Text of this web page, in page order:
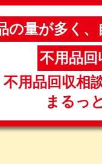
の量が多く
不用品回
不用品回収相
まるっと